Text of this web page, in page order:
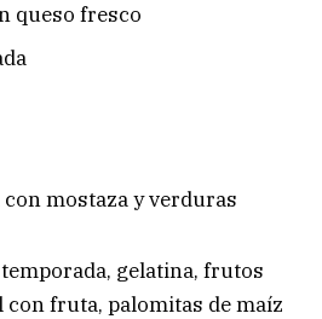
queso fresco
mostaza y verduras
gelatina, frutos
fruta, palomitas de maíz